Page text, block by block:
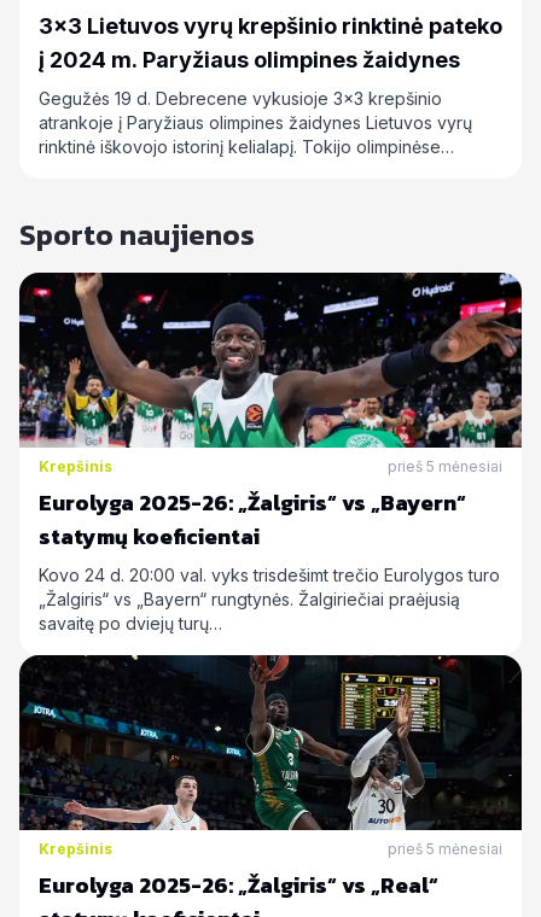
3×3 Lietuvos vyrų krepšinio rinktinė pateko
į 2024 m. Paryžiaus olimpines žaidynes
Gegužės 19 d. Debrecene vykusioje 3x3 krepšinio
atrankoje į Paryžiaus olimpines žaidynes Lietuvos vyrų
rinktinė iškovojo istorinį kelialapį. Tokijo olimpinėse…
Sporto naujienos
Krepšinis prieš 5 mėnesiai
Eurolyga 2025-26: „Žalgiris“ vs „Bayern“
statymų koeficientai
Kovo 24 d. 20:00 val. vyks trisdešimt trečio Eurolygos turo
„Žalgiris“ vs „Bayern“ rungtynės. Žalgiriečiai praėjusią
savaitę po dviejų turų…
Krepšinis prieš 5 mėnesiai
Eurolyga 2025-26: „Žalgiris“ vs „Real“